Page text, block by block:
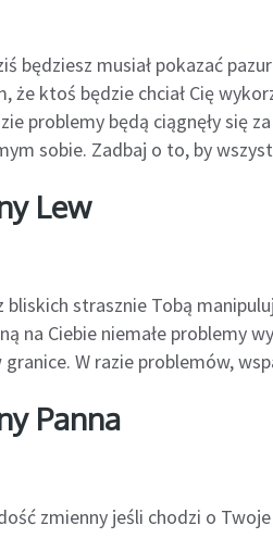
będziesz musiał pokazać
że ktoś będzie chciał Cię
problemy będą ciągnęły się
sobie. Zadbaj o to, by
Lew
bliskich strasznie Tobą
na Ciebie niemałe problemy
W razie problemów,
Panna
zmienny jeśli chodzi o